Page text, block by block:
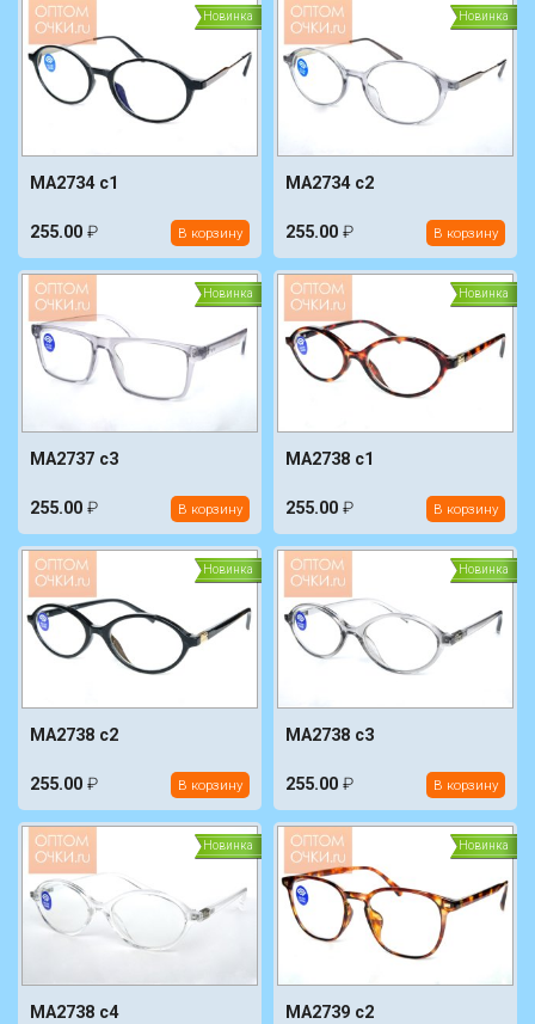
Новинка
MA2734 c1
255.00 ₽ В корзину
Новинка
MA2734 c2
255.00 ₽ В корзину
Новинка
MA2737 c3
255.00 ₽ В корзину
Новинка
MA2738 c1
255.00 ₽ В корзину
Новинка
MA2738 c2
255.00 ₽ В корзину
Новинка
MA2738 c3
255.00 ₽ В корзину
Новинка
MA2738 c4
Новинка
MA2739 c2